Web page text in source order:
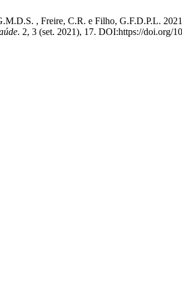
G.M.D.S. , Freire, C.R. e Filho,
. 2, 3 (set. 2021), 17. DOI:https://doi.org/